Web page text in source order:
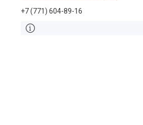
+7 (771) 604-89-16